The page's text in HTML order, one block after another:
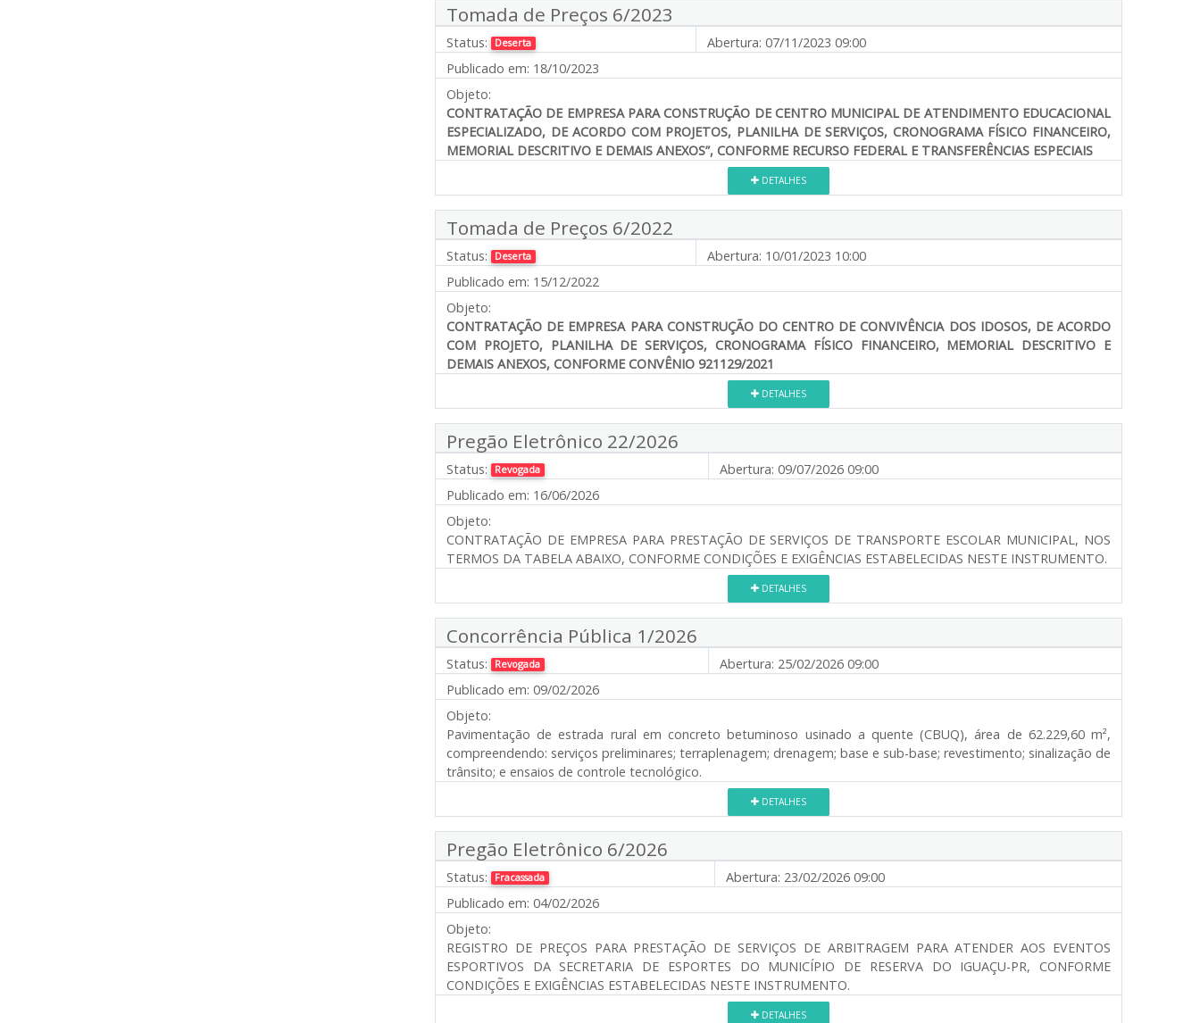
Tomada de Preços 6/2023
Status: Deserta Abertura: 07/11/2023 09:00
Publicado em: 18/10/2023
Objeto:
CONTRATAÇÃO DE EMPRESA PARA CONSTRUÇÃO DE CENTRO MUNICIPAL DE ATENDIMENTO EDUCACIONAL
ESPECIALIZADO, DE ACORDO COM PROJETOS, PLANILHA DE SERVIÇOS, CRONOGRAMA FÍSICO FINANCEIRO,
MEMORIAL DESCRITIVO E DEMAIS ANEXOS”, CONFORME RECURSO FEDERAL E TRANSFERÊNCIAS ESPECIAIS
DETALHES
Tomada de Preços 6/2022
Status: Deserta Abertura: 10/01/2023 10:00
Publicado em: 15/12/2022
Objeto:
CONTRATAÇÃO DE EMPRESA PARA CONSTRUÇÃO DO CENTRO DE CONVIVÊNCIA DOS IDOSOS, DE ACORDO
COM PROJETO, PLANILHA DE SERVIÇOS, CRONOGRAMA FÍSICO FINANCEIRO, MEMORIAL DESCRITIVO E
DEMAIS ANEXOS, CONFORME CONVÊNIO 921129/2021
DETALHES
Pregão Eletrônico 22/2026
Status: Revogada Abertura: 09/07/2026 09:00
Publicado em: 16/06/2026
Objeto:
CONTRATAÇÃO DE EMPRESA PARA PRESTAÇÃO DE SERVIÇOS DE TRANSPORTE ESCOLAR MUNICIPAL, NOS
TERMOS DA TABELA ABAIXO, CONFORME CONDIÇÕES E EXIGÊNCIAS ESTABELECIDAS NESTE INSTRUMENTO.
DETALHES
Concorrência Pública 1/2026
Status: Revogada Abertura: 25/02/2026 09:00
Publicado em: 09/02/2026
Objeto:
Pavimentação de estrada rural em concreto betuminoso usinado a quente (CBUQ), área de 62.229,60 m²,
compreendendo: serviços preliminares; terraplenagem; drenagem; base e sub-base; revestimento; sinalização de
trânsito; e ensaios de controle tecnológico.
DETALHES
Pregão Eletrônico 6/2026
Status: Fracassada Abertura: 23/02/2026 09:00
Publicado em: 04/02/2026
Objeto:
REGISTRO DE PREÇOS PARA PRESTAÇÃO DE SERVIÇOS DE ARBITRAGEM PARA ATENDER AOS EVENTOS
ESPORTIVOS DA SECRETARIA DE ESPORTES DO MUNICÍPIO DE RESERVA DO IGUAÇU-PR, CONFORME
CONDIÇÕES E EXIGÊNCIAS ESTABELECIDAS NESTE INSTRUMENTO.
DETALHES